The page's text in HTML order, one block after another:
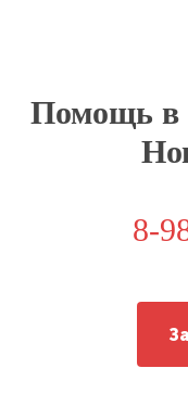
Помощь в
8-